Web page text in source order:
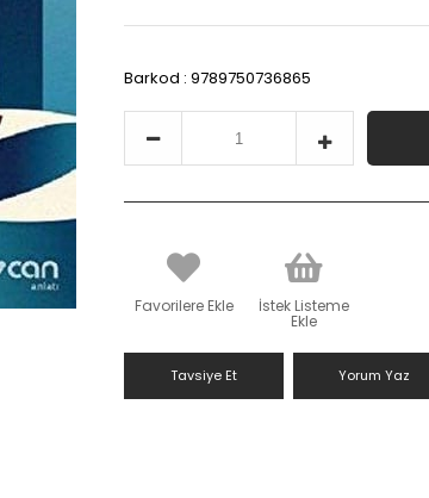
Barkod : 9789750736865
Favorilere Ekle İstek Listeme
Ekle
Tavsiye Et Yorum Yaz